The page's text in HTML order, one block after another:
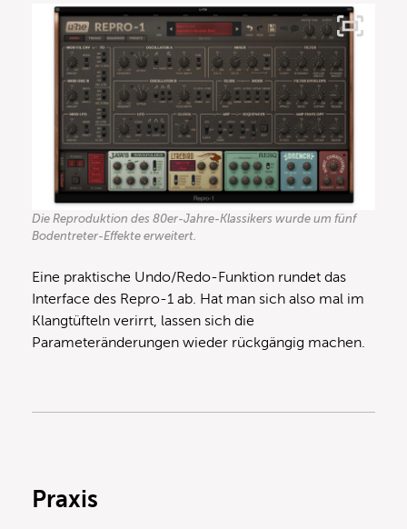
Die Reproduktion des 80er-Jahre-Klassikers wurde um fünf
Bodentreter-Effekte erweitert.
Eine praktische Undo/Redo-Funktion rundet das
Interface des Repro-1 ab. Hat man sich also mal im
Klangtüfteln verirrt, lassen sich die
Parameteränderungen wieder rückgängig machen.
Praxis